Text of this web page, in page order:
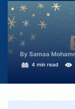
By Samaa
4 min read